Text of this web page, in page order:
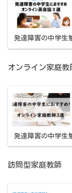
発達障害の中学生
オンライン家庭教
発達障害の中学生
訪問型家庭教師